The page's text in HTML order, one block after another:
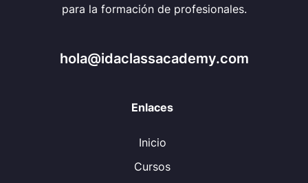
para la formación de profesionales.
hola@idaclassacademy.com
Enlaces
Inicio
Cursos